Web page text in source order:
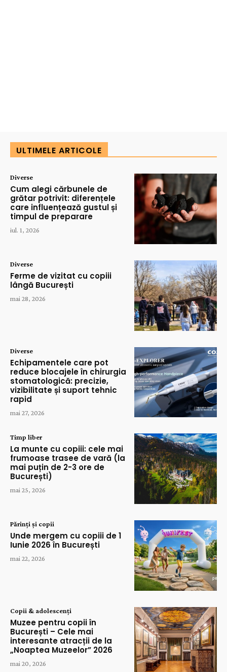
ULTIMELE ARTICOLE
Diverse
Cum alegi cărbunele de
grătar potrivit: diferențele
care influențează gustul și
timpul de preparare
iul. 1, 2026
Diverse
Ferme de vizitat cu copiii
lângă București
mai 28, 2026
Diverse
Echipamentele care pot
reduce blocajele în chirurgia
stomatologică: precizie,
vizibilitate și suport tehnic
rapid
mai 27, 2026
Timp liber
La munte cu copiii: cele mai
frumoase trasee de vară (la
mai puțin de 2-3 ore de
București)
mai 25, 2026
Părinți și copii
Unde mergem cu copiii de 1
Iunie 2026 în București
mai 22, 2026
Copii & adolescenți
Muzee pentru copii în
București – Cele mai
interesante atracții de la
„Noaptea Muzeelor” 2026
mai 20, 2026